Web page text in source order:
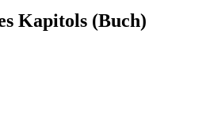
Kapitols (Buch)